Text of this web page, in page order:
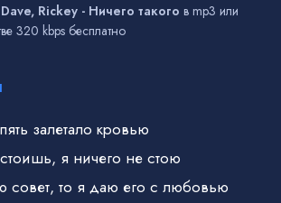
Rickey - Ничего такого в mp3 или
320 kbps бесплатно
залетало кровью
я ничего не стою
совет, то я даю его с любовью